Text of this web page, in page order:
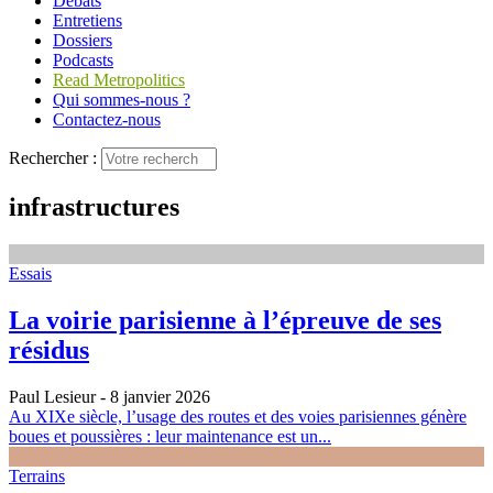
Entretiens
Dossiers
Podcasts
Read Metropolitics
Qui sommes-nous ?
Contactez-nous
Rechercher :
infrastructures
Essais
La voirie parisienne à l’épreuve de ses
résidus
Paul Lesieur- 8 janvier 2026
Au XIXe siècle, l’usage des routes et des voies parisiennes génère
boues et poussières : leur maintenance est un...
Terrains